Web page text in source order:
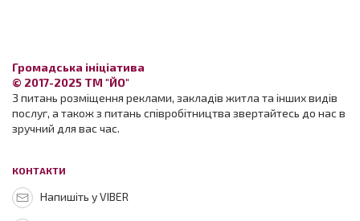
Громадська ініціатива
© 2017-2025 ТМ "ЙО"
З питань розміщення реклами, закладів житла та інших видів
послуг, а також з питань співробітництва звертайтесь до нас в
зручний для вас час.
КОНТАКТИ
Напишіть у VIBER